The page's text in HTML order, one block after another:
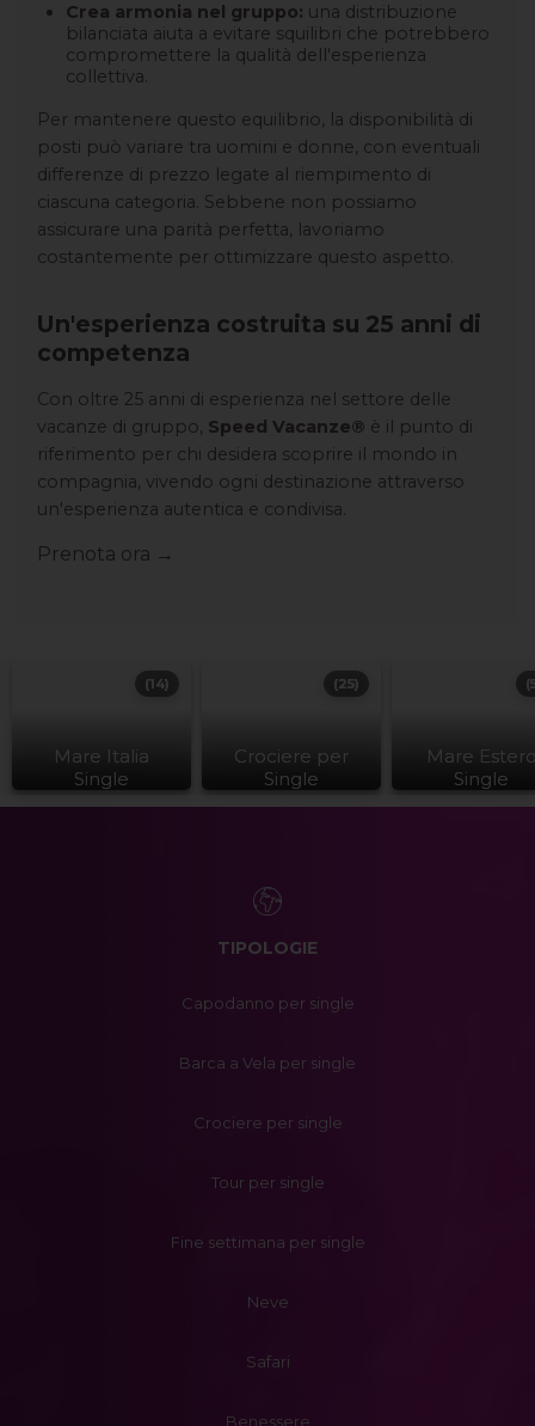
Crea armonia nel gruppo: una distribuzione
bilanciata aiuta a evitare squilibri che potrebbero
compromettere la qualità dell'esperienza
collettiva.
Per mantenere questo equilibrio, la disponibilità di
posti può variare tra uomini e donne, con eventuali
differenze di prezzo legate al riempimento di
ciascuna categoria. Sebbene non possiamo
assicurare una parità perfetta, lavoriamo
costantemente per ottimizzare questo aspetto.
Un'esperienza costruita su 25 anni di
competenza
Con oltre 25 anni di esperienza nel settore delle
vacanze di gruppo, Speed Vacanze® è il punto di
riferimento per chi desidera scoprire il mondo in
compagnia, vivendo ogni destinazione attraverso
un'esperienza autentica e condivisa.
Prenota ora →
Mare Italia
Single
(14)
Crociere per
Single
(25)
Mare
Single
TIPOLOGIE
Capodanno per single
Barca a Vela per single
Crociere per single
Tour per single
Fine settimana per single
Neve
Safari
Benessere